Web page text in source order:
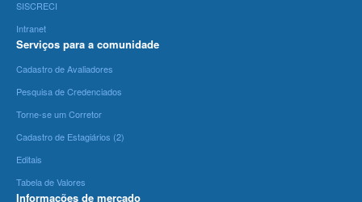
SISCRECI
Intranet
Serviços para a comunidade
Cadastro de Avaliadores
Pesquisa de Credenciados
Torne-se um Corretor
Cadastro de Estagiários (2)
Editais
Tabela de Valores
Informações de mercado